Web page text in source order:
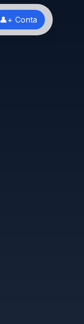
👤+ Conta